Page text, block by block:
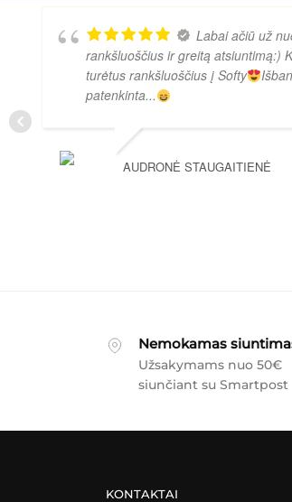
Labai ačiū už
rankšluoščius ir greitą atsiuntimą:)
turėtus rankšluoščius į Softy
patenkinta...
AUDRONĖ STAUGAITIENĖ
Nemokamas
Užsakymams nuo 50€
siunčiant su Smartpost
KONTAKTAI